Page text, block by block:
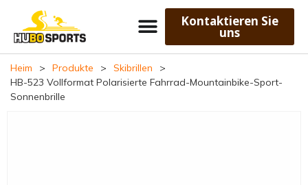
Kontaktieren Sie
uns
Heim > Produkte > Skibrillen
>
HB-523 Vollformat Polarisierte Fahrrad-Mountainbike-Sport-
Sonnenbrille